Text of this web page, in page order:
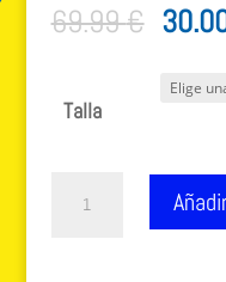
69.99€ El
Talla